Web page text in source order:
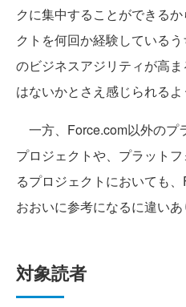
クに集中することができる
クトを何回か経験している
のビジネスアジリティが高
はないかとさえ感じられるよ
一方、Force.com以外のプ
プロジェクトや、プラット
るプロジェクトにおいても
おおいに参考になるに違いあ
対象読者